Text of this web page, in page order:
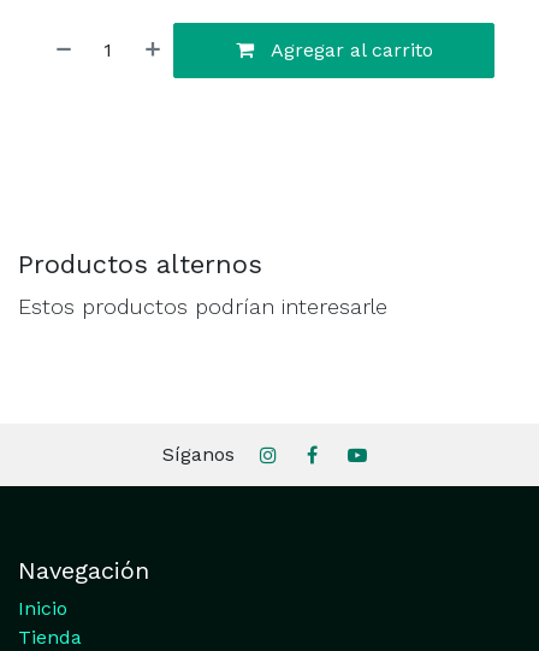
Agregar al carrito
Productos alternos
Estos productos podrían interesarle
Síganos
Navegación
Inicio
Tienda